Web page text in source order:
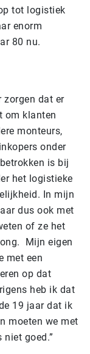
tot logistiek
enorm
80 nu.
zorgen dat er
om klanten
monteurs,
onder
is bij
het logistieke
In mijn
dus ook met
of ze het
Mijn eigen
met een
op dat
heb ik dat
19 jaar dat ik
moeten we met
goed.”